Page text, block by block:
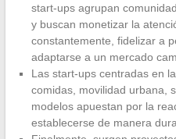
start-ups agrupan
y buscan monetizar la
constantemente, fidelizar a
adaptarse a un mercado
Las start-ups centradas en la
comidas, movilidad urbana,
modelos apuestan por la
establecerse de manera